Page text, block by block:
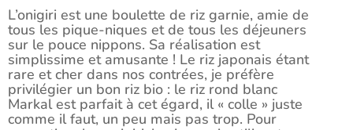
L’onigiri est une boulette de riz garnie, amie de
tous les pique-niques et de tous les déjeuners
sur le pouce nippons. Sa réalisation est
simplissime et amusante ! Le riz japonais étant
rare et cher dans nos contrées, je préfère
privilégier un bon riz bio : le riz rond blanc
Markal est parfait à cet égard, il « colle » juste
comme il faut, un peu mais pas trop. Pour